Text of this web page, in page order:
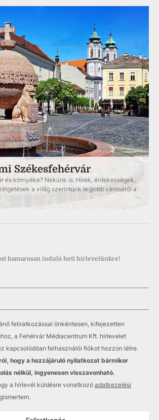
Székesfehérvár
és környéke? Nekünk is. Hírek, érdekességek,
a világ szerintünk legjobb városáról a
hamarosan induló heti hírlevelünkre!
feliratkozással önkéntesen, kifejezetten
a Fehérvár Médiacentrum Kft. hírlevelet
kapcsolódóan felhasználói fiókot hozzon létre.
hogy a hozzájáruló nyilatkozat bármikor
nélkül, ingyenesen visszavonható.
a hírlevél küldésre vonatkozó adatkezelési